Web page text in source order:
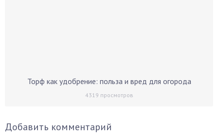
Торф как удобрение: польза и вред для огорода
4319 просмотров
Добавить комментарий